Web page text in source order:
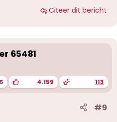
Citeer dit bericht
65481
4.159 113
#9